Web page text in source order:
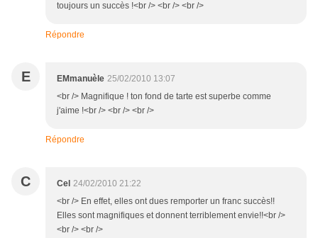
toujours un succès !<br /> <br /> <br />
Répondre
E EMmanuèle 25/02/2010 13:07
<br /> Magnifique ! ton fond de tarte est superbe comme
j'aime !<br /> <br /> <br />
Répondre
C Cel 24/02/2010 21:22
<br /> En effet, elles ont dues remporter un franc succès!!
Elles sont magnifiques et donnent terriblement envie!!<br />
<br /> <br />